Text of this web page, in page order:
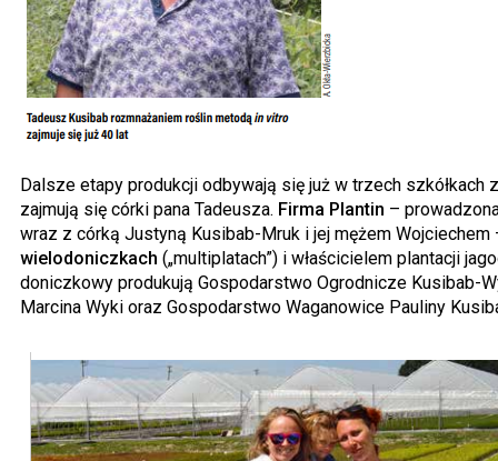
Dalsze etapy produkcji odbywają się już w trzech szkółkach
zajmują się córki pana Tadeusza. Firma Plantin –
wraz z córką Justyną Kusibab-Mruk i jej mężem Wojciechem
wielodoniczkach („multiplatach”) i właścicielem plantacji
doniczkowy produkują Gospodarstwo Ogrodnicze Kusibab-
Marcina Wyki oraz Gospodarstwo Waganowice Pauliny